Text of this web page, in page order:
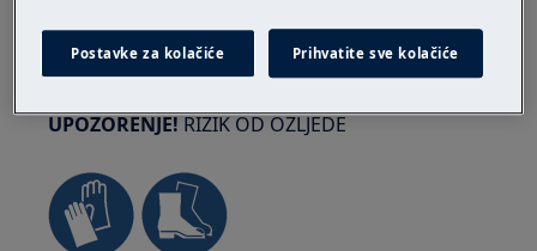
UPOZORENJE!RIZIK OD OZLJEDE
Postavke za kolačiće Prihvatite sve kolačiće